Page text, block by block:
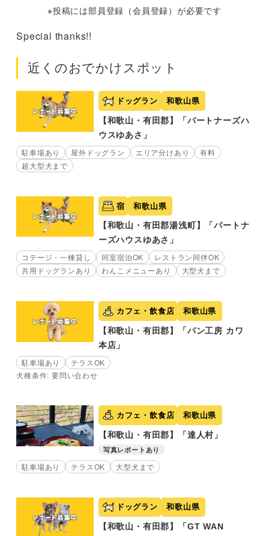
※投稿には部員登録（会員登録）が必要です
Special thanks!!
近くのおでかけスポット
ドッグラン 和歌山県
【和歌山・有田郡】「パートナーズハ
ウスゆあさ」
駐車場あり 屋外ドッグラン エリア分けあり
有料
超大型犬まで
宿 和歌山県
【和歌山・有田郡湯浅町】「パートナ
ーズハウスゆあさ」
コテージ・一棟貸し 同室宿泊OK
レストラン同伴OK
共用ドッグランあり
わんこメニューあり 大型犬まで
カフェ・飲食店 和歌山県
【和歌山・有田郡】「パン工房 カワ
本店」
駐車場あり
テラスOK
犬種条件: 要問い合わせ
カフェ・飲食店 和歌山県
【和歌山・有田郡】「達人村」
写真レポートあり
駐車場あり テラスOK 大型犬まで
ドッグラン 和歌山県
【和歌山・有田郡】「GT WAN